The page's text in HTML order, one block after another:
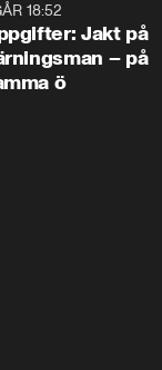
18:52
Jakt på
– på
ö